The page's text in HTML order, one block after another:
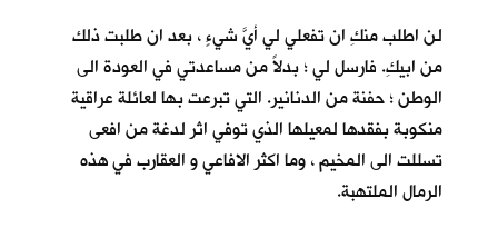
لن اطلب منكِ ان تفعلي لي أيَّ شيءٍ ، بعد ان طلبت ذلك
من ابيكِ. فارسل لي ؛ بدلاً من مساعدتي في العودة الى
الوطن ؛ حفنة من الدنانير. التي تبرعت بها لعائلة عراقية
منكوبة بفقدها لمعيلها الذي توفي اثر لدغة من افعى
تسللت الى المخيم ، وما اكثر الافاعي و العقارب في هذه
الرمال الملتهبة.